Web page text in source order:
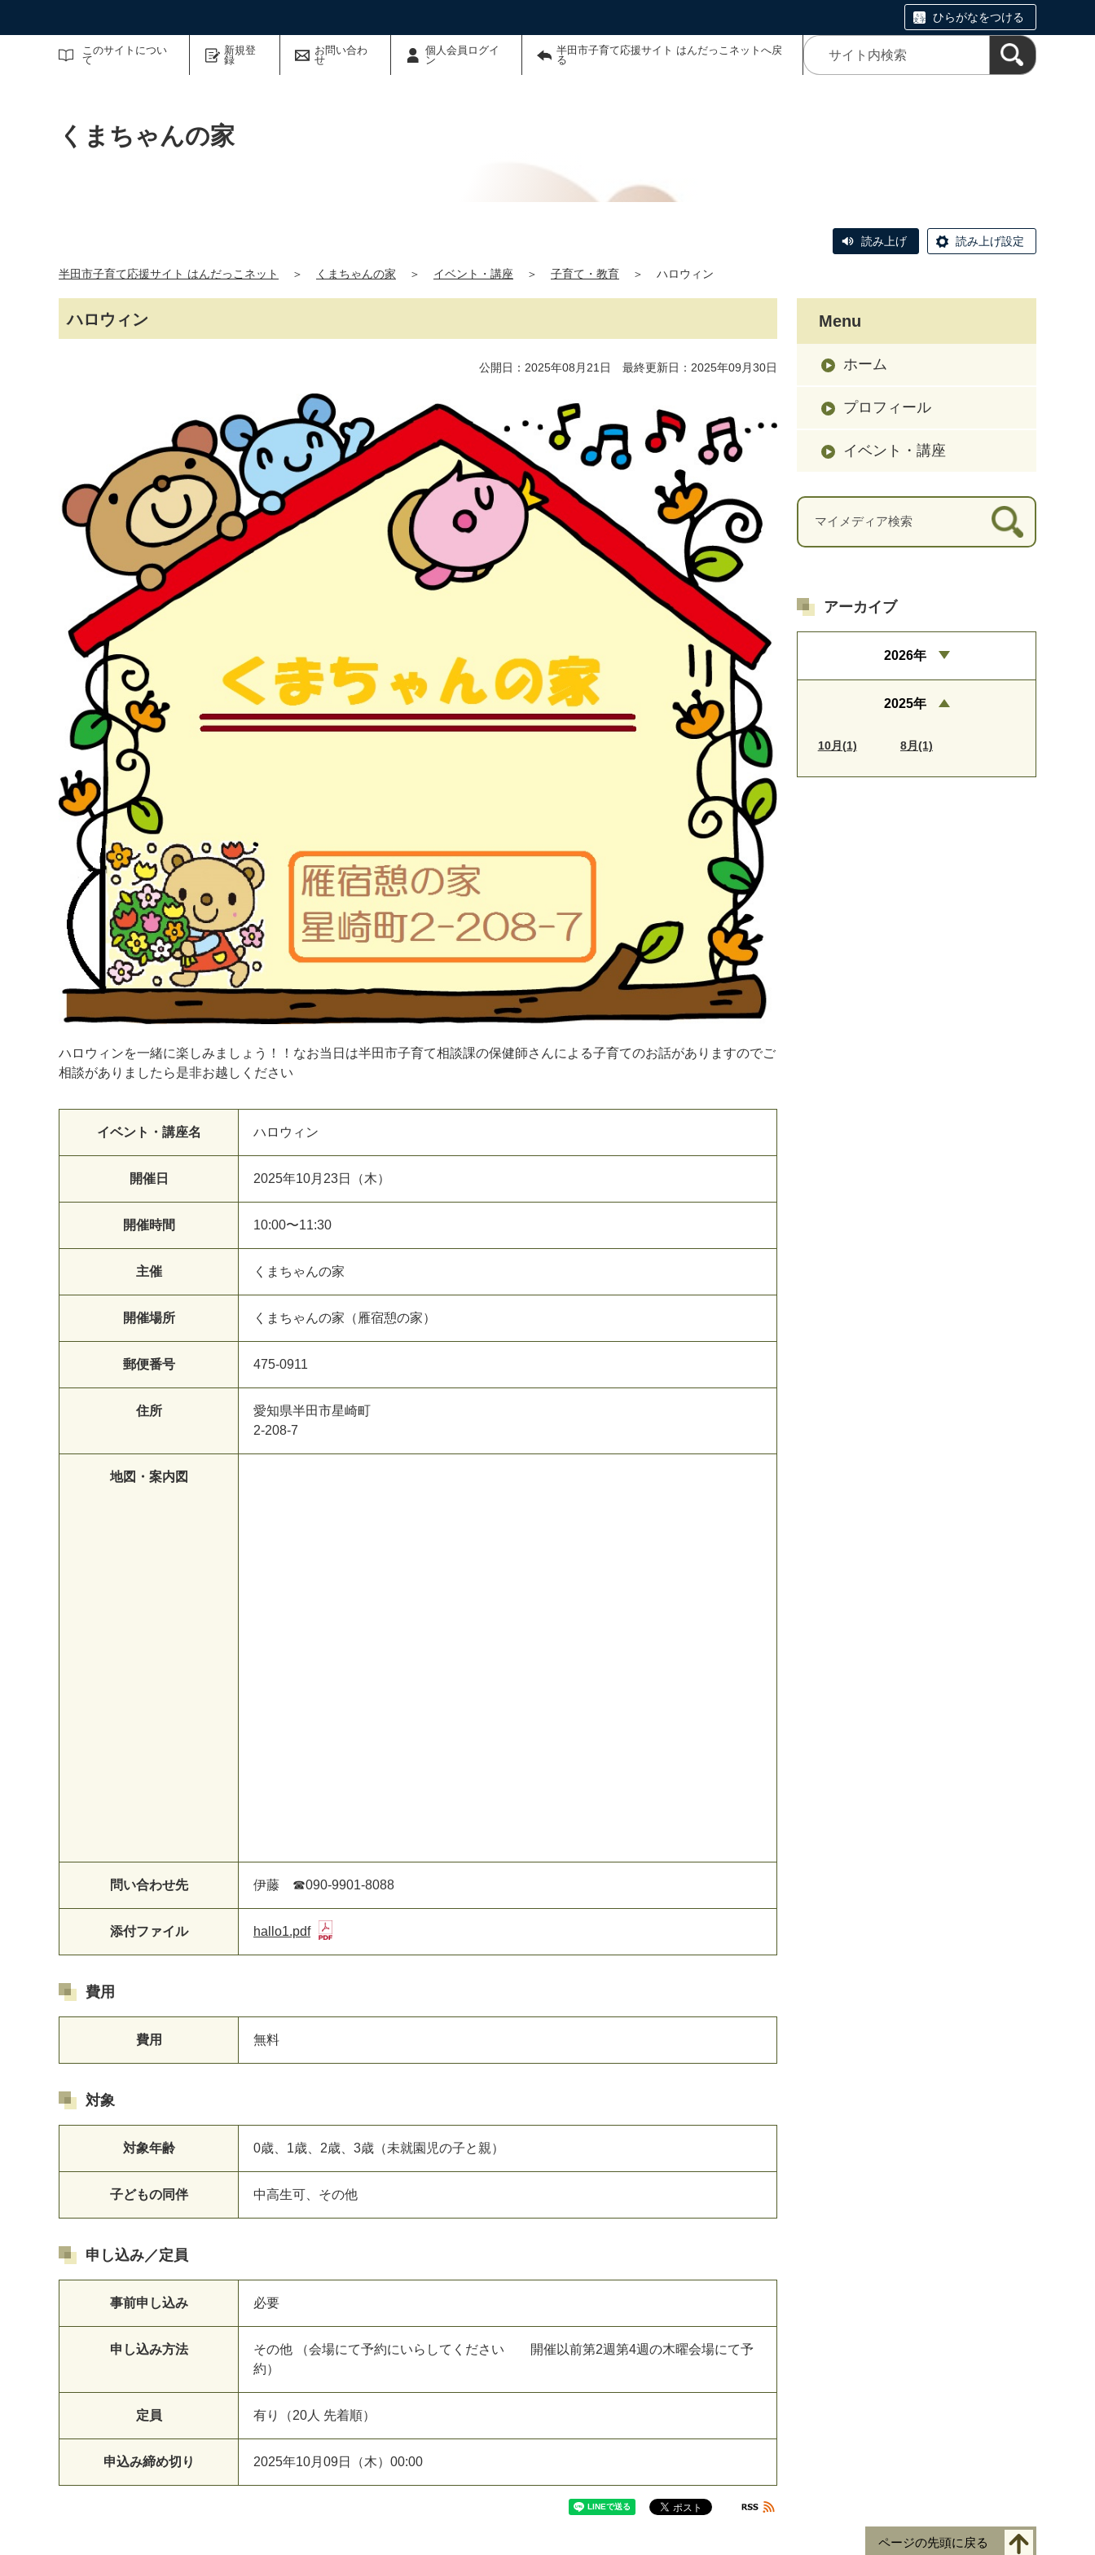
ひらがなをつける
このサイトについ
て
新規登
録
お問い合わ
せ
個人会員ログイ
ン
半田市子育て応援サイト はんだっこネットへ戻
る
サイト内検索
くまちゃんの家
読み上げ 読み上げ設定
半田市子育て応援サイト はんだっこネット ＞ くまちゃんの家 ＞ イベント・講座 ＞ 子育て・教育 ＞ ハロウィン
ハロウィン
公開日：2025年08月21日 最終更新日：2025年09月30日
ハロウィンを一緒に楽しみましょう！！なお当日は半田市子育て相談課の保健師さんによる子育てのお話がありますのでご
相談がありましたら是非お越しください
イベント・講座名 ハロウィン
開催日 2025年10月23日（木）
開催時間 10:00〜11:30
主催 くまちゃんの家
開催場所 くまちゃんの家（雁宿憩の家）
郵便番号 475-0911
住所
愛知県半田市星崎町
2-208-7
地図・案内図
問い合わせ先 伊藤 ☎090-9901-8088
添付ファイル hallo1.pdf
費用
費用 無料
対象
対象年齢 0歳、1歳、2歳、3歳（未就園児の子と親）
子どもの同伴 中高生可、その他
申し込み／定員
事前申し込み 必要
申し込み方法
その他 （会場にて予約にいらしてください 開催以前第2週第4週の木曜会場にて予
約）
定員 有り（20人 先着順）
申込み締め切り 2025年10月09日（木）00:00
Menu
ホーム
プロフィール
イベント・講座
マイメディア検索
アーカイブ
2026年
2025年
10月(1) 8月(1)
ページの先頭に戻る